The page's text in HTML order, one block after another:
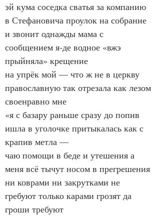
эй кума соседка сватья за компанию
в Стефановича проулок на собрание
и звонит однажды мама с
сообщением я-де водное «вжэ
прыйняла» крещение
на упрёк мой — что ж не в церкву
православную так отрезала как лезом
своенравно мне
«я с базару раньше сразу до попив
ишла в уголочке притыкалась как с
крапив метла —
чаю помощи в беде и утешения а
меня всё тычут носом в прегрешения
ни коврами ни закрутками не
гребуют только карами грозят да
гроши требуют